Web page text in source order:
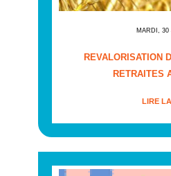
MARDI, 30
REVALORISATION
RETRAITES
LIRE